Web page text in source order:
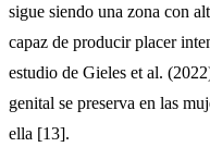
sigue siendo una zona con
capaz de producir placer
estudio de Gieles et al.
genital se preserva en las
ella [13].